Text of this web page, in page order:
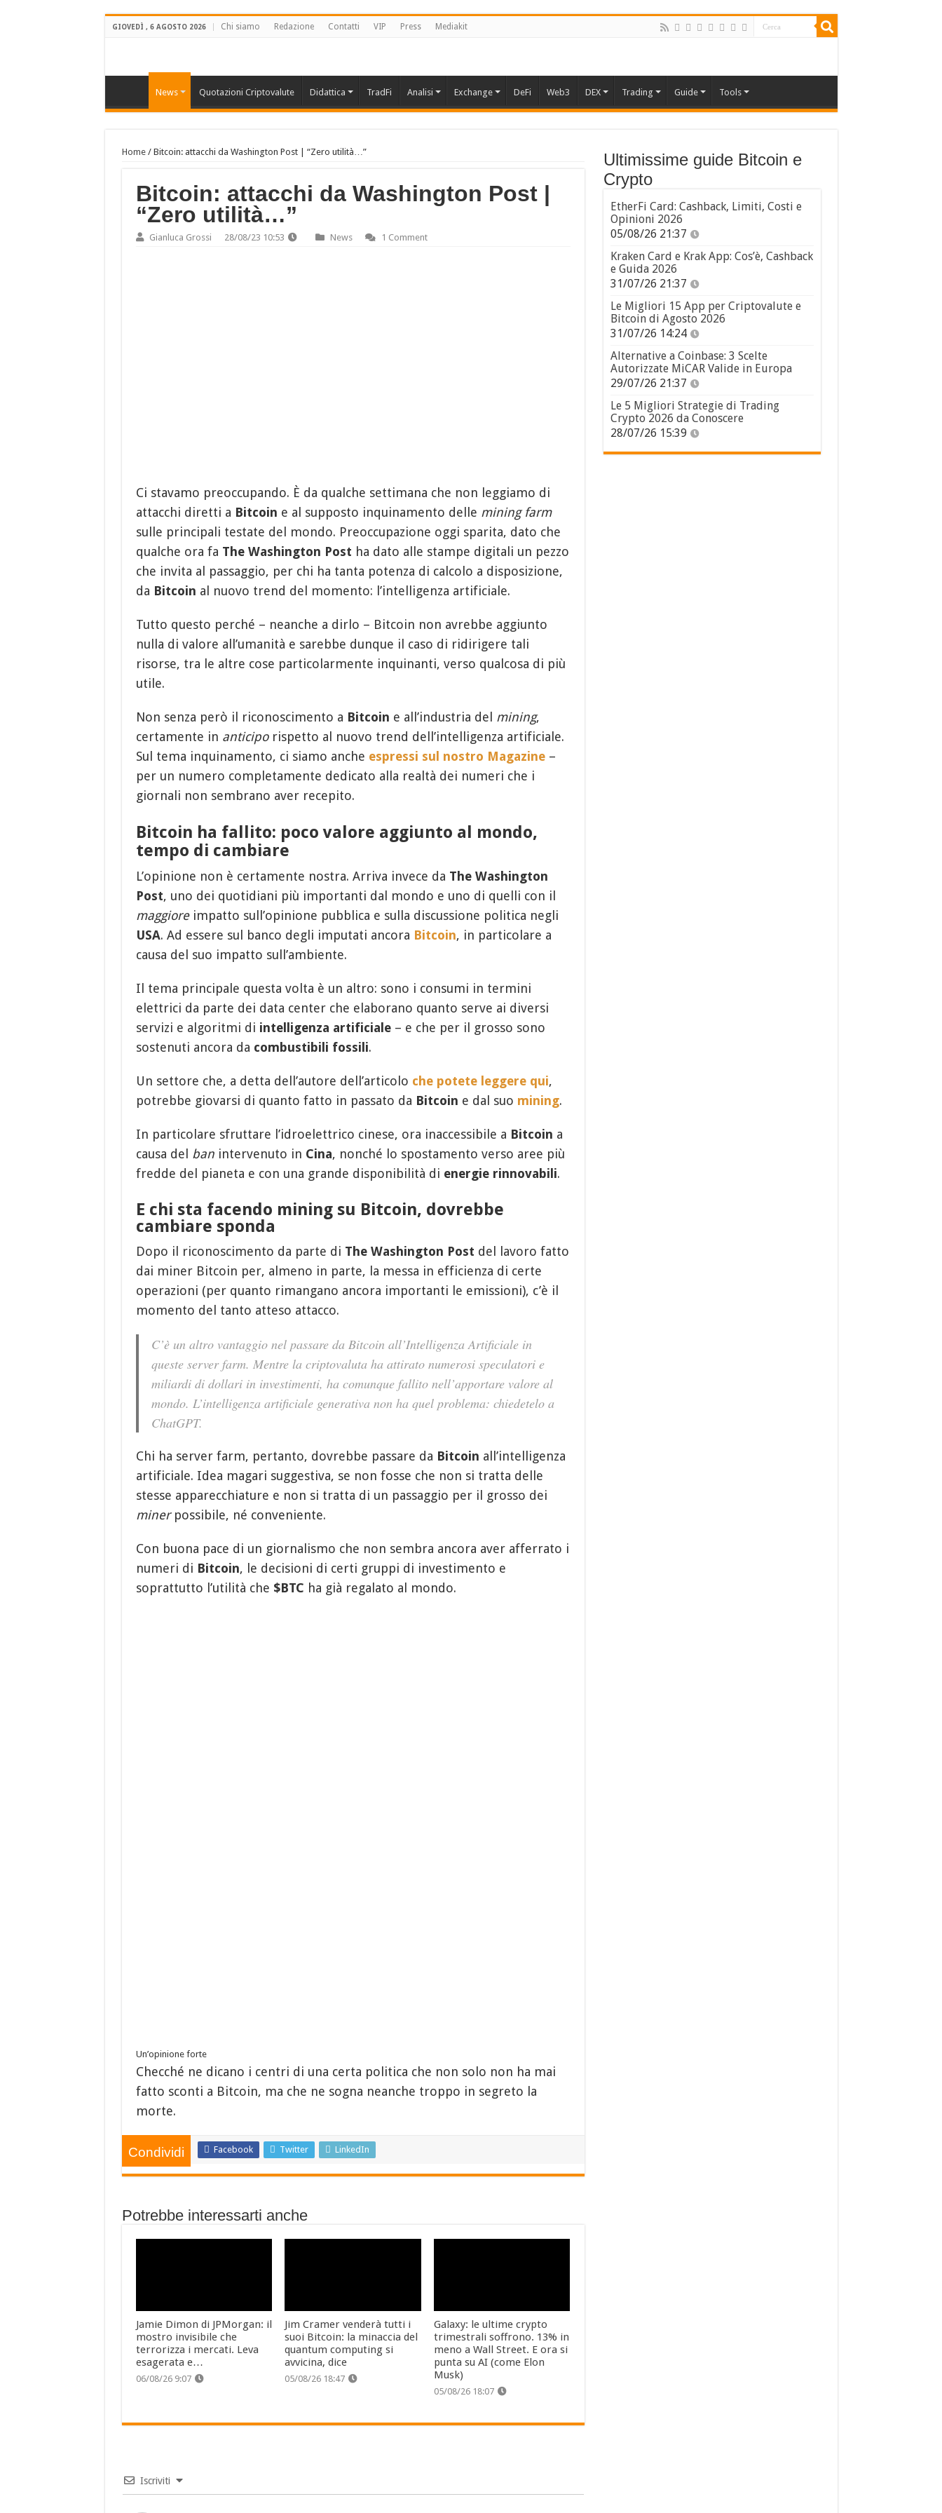
GIOVEDÌ , 6 AGOSTO 2026 Chi siamo Redazione Contatti VIP Press Mediakit
News Quotazioni Criptovalute Didattica TradFi Analisi Exchange DeFi Web3 DEX Trading Guide Tools
Home/ Bitcoin: attacchi da Washington Post | “Zero utilità…”
Bitcoin: attacchi da Washington Post |
“Zero utilità…”
Gianluca Grossi 28/08/23 10:53 News 1 Comment
Ci stavamo preoccupando. È da qualche settimana che non leggiamo di
attacchi diretti a Bitcoin e al supposto inquinamento delle mining farm
sulle principali testate del mondo. Preoccupazione oggi sparita, dato che
qualche ora fa The Washington Post ha dato alle stampe digitali un pezzo
che invita al passaggio, per chi ha tanta potenza di calcolo a disposizione,
da Bitcoin al nuovo trend del momento: l’intelligenza artificiale.
Tutto questo perché – neanche a dirlo – Bitcoin non avrebbe aggiunto
nulla di valore all’umanità e sarebbe dunque il caso di ridirigere tali
risorse, tra le altre cose particolarmente inquinanti, verso qualcosa di più
utile.
Non senza però il riconoscimento a Bitcoin e all’industria del mining,
certamente in anticiporispetto al nuovo trend dell’intelligenza artificiale.
Sul tema inquinamento, ci siamo anche espressi sul nostro Magazine–
per un numero completamente dedicato alla realtà dei numeri che i
giornali non sembrano aver recepito.
Bitcoin ha fallito: poco valore aggiunto al mondo,
tempo di cambiare
L’opinione non è certamente nostra. Arriva invece da The Washington
Post, uno dei quotidiani più importanti dal mondo e uno di quelli con il
maggioreimpatto sull’opinione pubblica e sulla discussione politica negli
USA. Ad essere sul banco degli imputati ancora Bitcoin, in particolare a
causa del suo impatto sull’ambiente.
Il tema principale questa volta è un altro: sono i consumi in termini
elettrici da parte dei data center che elaborano quanto serve ai diversi
servizi e algoritmi di intelligenza artificiale– e che per il grosso sono
sostenuti ancora da combustibili fossili.
Un settore che, a detta dell’autore dell’articolo che potete leggere qui,
potrebbe giovarsi di quanto fatto in passato da Bitcoin e dal suo mining.
In particolare sfruttare l’idroelettrico cinese, ora inaccessibile a Bitcoin a
causa del banintervenuto in Cina, nonché lo spostamento verso aree più
fredde del pianeta e con una grande disponibilità di energie rinnovabili.
E chi sta facendo mining su Bitcoin, dovrebbe
cambiare sponda
Dopo il riconoscimento da parte di The Washington Post del lavoro fatto
dai miner Bitcoin per, almeno in parte, la messa in efficienza di certe
operazioni (per quanto rimangano ancora importanti le emissioni), c’è il
momento del tanto atteso attacco.
C’è un altro vantaggio nel passare da Bitcoin all’Intelligenza Artificiale in
queste server farm. Mentre la criptovaluta ha attirato numerosi speculatori e
miliardi di dollari in investimenti, ha comunque fallito nell’apportare valore al
mondo. L’intelligenza artificiale generativa non ha quel problema: chiedetelo a
ChatGPT.
Chi ha server farm, pertanto, dovrebbe passare da Bitcoin all’intelligenza
artificiale. Idea magari suggestiva, se non fosse che non si tratta delle
stesse apparecchiature e non si tratta di un passaggio per il grosso dei
minerpossibile, né conveniente.
Con buona pace di un giornalismo che non sembra ancora aver afferrato i
numeri di Bitcoin, le decisioni di certi gruppi di investimento e
soprattutto l’utilità che $BTC ha già regalato al mondo.
Un’opinione forte
Checché ne dicano i centri di una certa politica che non solo non ha mai
fatto sconti a Bitcoin, ma che ne sogna neanche troppo in segreto la
morte.
Condividi Facebook Twitter LinkedIn
Potrebbe interessarti anche
Jamie Dimon di JPMorgan: il
mostro invisibile che
terrorizza i mercati. Leva
esagerata e…
06/08/26 9:07
Jim Cramer venderà tutti i
suoi Bitcoin: la minaccia del
quantum computing si
avvicina, dice
05/08/26 18:47
Galaxy: le ultime crypto
trimestrali soffrono. 13% in
meno a Wall Street. E ora si
punta su AI (come Elon
Musk)
05/08/26 18:07
Iscriviti
Ultimissime guide Bitcoin e
Crypto
EtherFi Card: Cashback, Limiti, Costi e
Opinioni 2026
05/08/26 21:37
Kraken Card e Krak App: Cos’è, Cashback
e Guida 2026
31/07/26 21:37
Le Migliori 15 App per Criptovalute e
Bitcoin di Agosto 2026
31/07/26 14:24
Alternative a Coinbase: 3 Scelte
Autorizzate MiCAR Valide in Europa
29/07/26 21:37
Le 5 Migliori Strategie di Trading
Crypto 2026 da Conoscere
28/07/26 15:39